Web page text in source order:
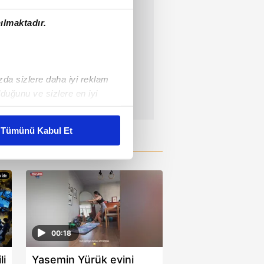
sizlere daha iyi reklam
ve sizlere en iyi
kullanılmaktadır. Bu
sunulması
ve sizlere yönelik
detaylı bilgi için Ayarlar
Tümünü Kabul Et
00:18
Yasemin Yürük evini